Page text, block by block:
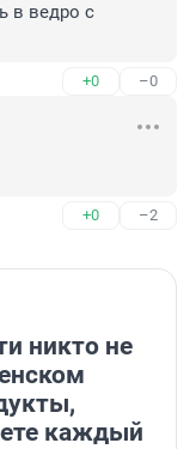
в ведро с
+0 –0
+0 –2
никто не
каждый